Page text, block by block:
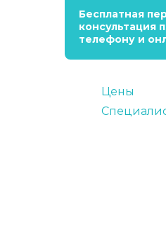
Бесплатная
консультация
телефону и
Цены